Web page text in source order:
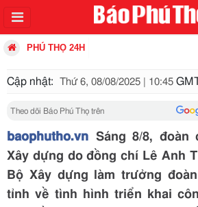
PHÚ THỌ 24H
Cập nhật: Thứ 6, 08/08/2025 | 10:45
Theo dõi Báo Phú Thọ trên
baophutho.vn Sáng 8/8, đoàn
Xây dựng do đồng chí Lê Anh
Bộ Xây dựng làm trưởng
tỉnh về tình hình triển khai